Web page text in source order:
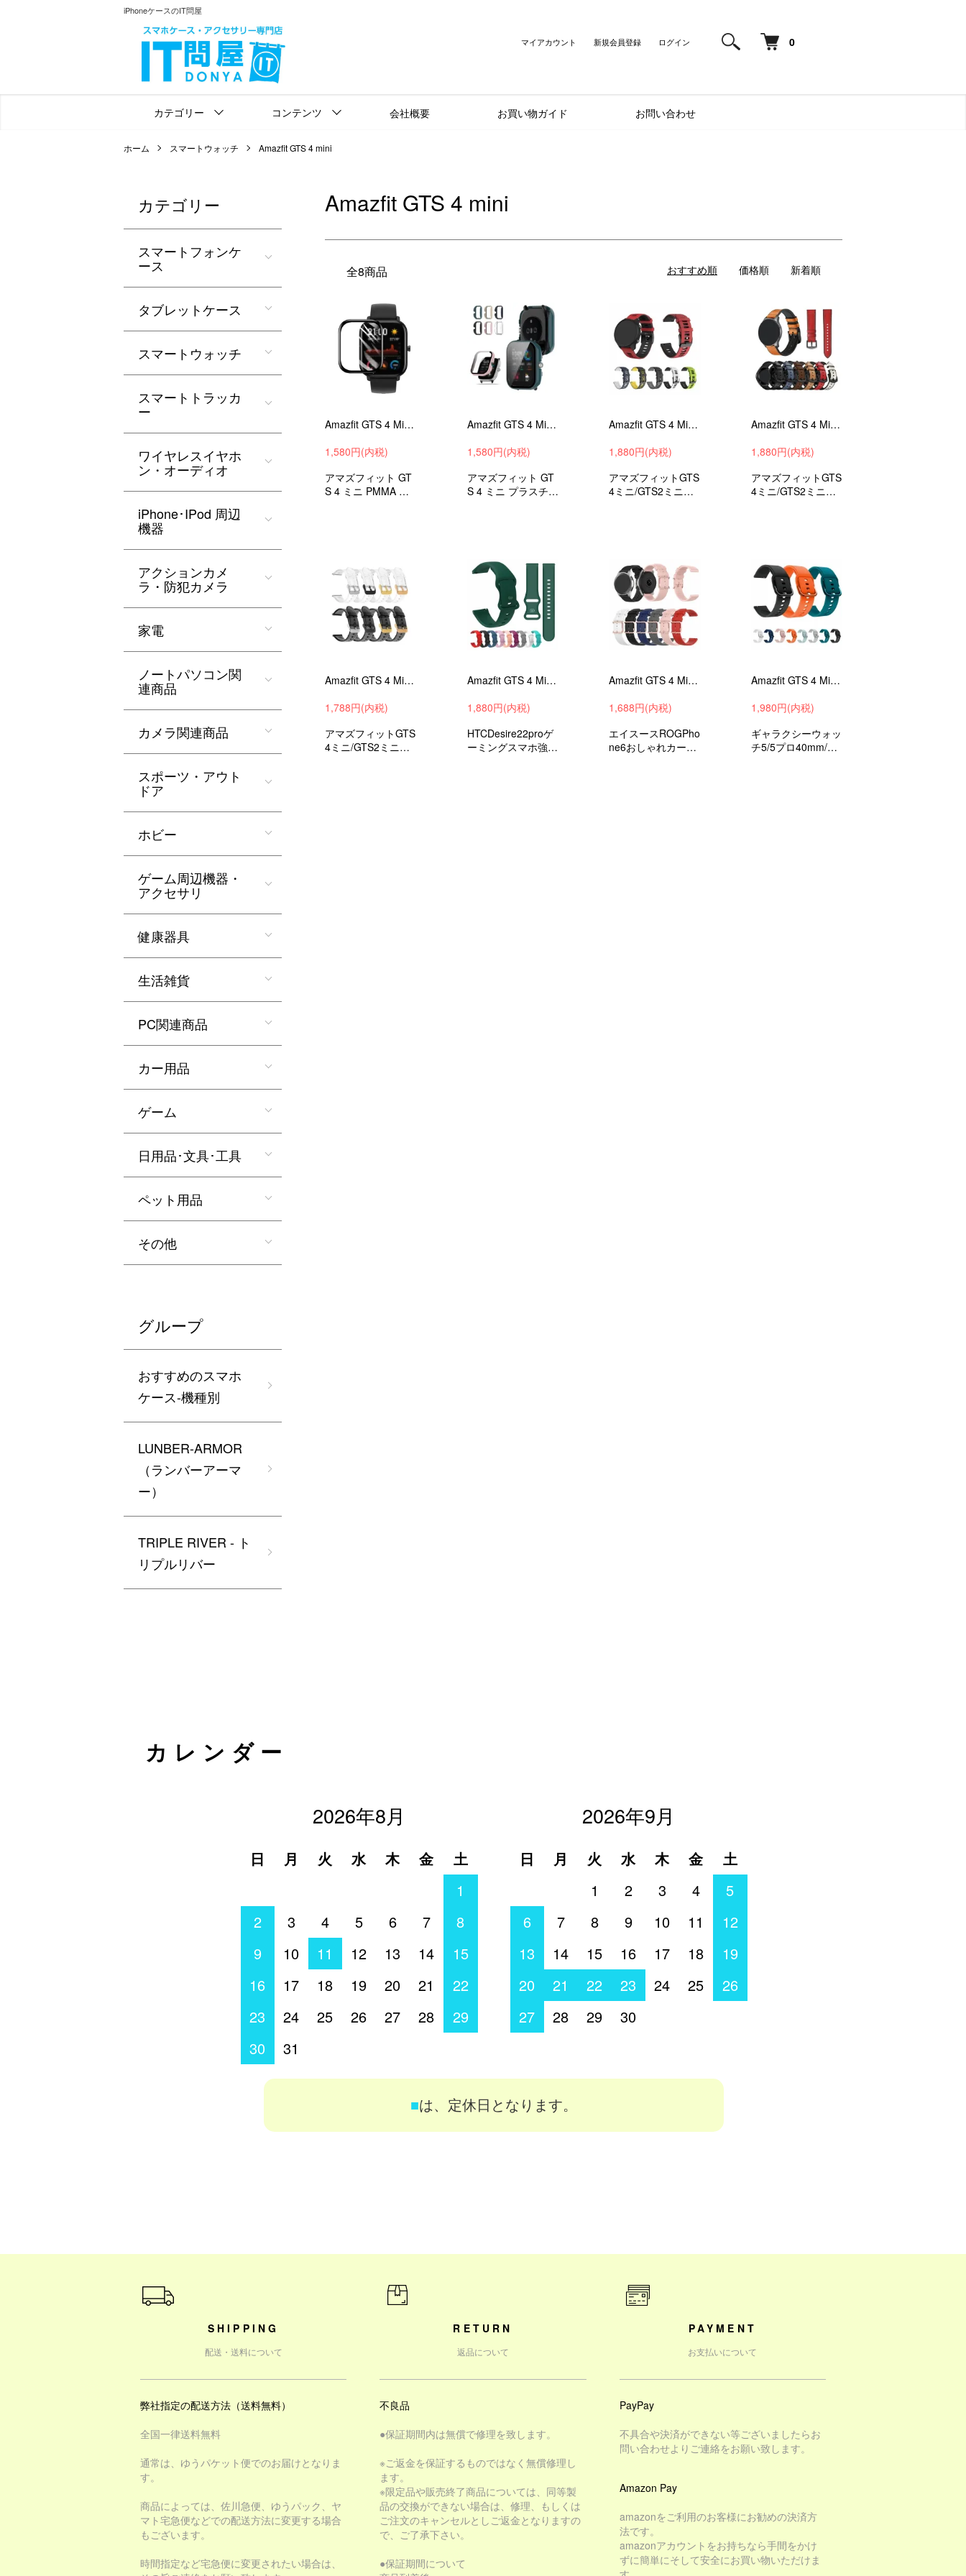
iPhoneケースのIT問屋
0
マイアカウント 新規会員登録 ログイン
カテゴリー コンテンツ 会社概要 お買い物ガイド お問い合わせ
ホーム スマートウォッチ Amazfit GTS 4 mini
Amazfit GTS 4 mini
全8商品 おすすめ順 価格順 新着順
Amazfit GTS 4 Mini フィルム 液晶保護 アマズフィット GTS 4 ミニ 液晶保護フィルム 保護シート 液晶保護 光沢 傷防止 2枚入
1,580円(内税)
アマズフィット GT
S 4 ミニ PMMA 液
Amazfit GTS 4 Mini ケース 強化ガラス（ガラスフィルム）付き 液晶カバー アマズフィット GTS 4 ミニ ウォッチ ハードケース 保護ケース フィルム一体型
1,580円(内税)
アマズフィット GT
S 4 ミニ プラスチッ
Amazfit GTS 4 Mini バンド Amazfit GTS 2 Mini ベルト シリコン バンド幅20mm 交換リストバンド/交換バンド/交換ベルト
1,880円(内税)
アマズフィットGTS
4ミニ/GTS2ミニ交
Amazfit GTS 4 Mini バンド Amazfit GTS 2 Mini ベルト PUレザー バンド幅20mm 交換リストバンド/交換バンド/交換ベルト アマズフィット
1,880円(内税)
アマズフィットGTS
4ミニ/GTS2ミニ交
Amazfit GTS 4 Mini クリア バンド Amazfit GTS 2 Mini ベルト 透明 TPU バンド幅20mm 交換リストバンド/交換バンド/交換ベルト
1,788円(内税)
アマズフィットGTS
4ミニ/GTS2ミニ交
Amazfit GTS 4 Mini バンド Amazfit GTS 2 Mini ベルト シリコン バンド幅20mm 交換リストバンド/交換バンド/交換ベルト
1,880円(内税)
HTCDesire22proゲ
ーミングスマホ強化
Amazfit GTS 4 Mini バンド Amazfit GTS 2 Mini ベルト シリコン バンド幅20mm 交換リストバンド/交換バンド/交換ベルト
1,688円(内税)
エイスースROGPho
ne6おしゃれカーボ
Amazfit GTS 4 Mini バンド Amazfit GTS 2 Mini ベルト シリコン バンド幅20mm 交換リストバンド/交換バンド/交換ベルト
1,980円(内税)
ギャラクシーウォッ
チ5/5プロ40mm/44
カテゴリー
スマートフォンケ
ース
タブレットケース
スマートウォッチ
スマートトラッカ
ー
ワイヤレスイヤホ
ン・オーディオ
iPhone･IPod 周辺
機器
アクションカメ
ラ・防犯カメラ
家電
ノートパソコン関
連商品
カメラ関連商品
スポーツ・アウト
ドア
ホビー
ゲーム周辺機器・
アクセサリ
健康器具
生活雑貨
PC関連商品
カー用品
ゲーム
日用品･文具･工具
ペット用品
その他
グループ
おすすめのスマホ
ケース-機種別
LUNBER-ARMOR
（ランバーアーマ
ー）
TRIPLE RIVER - ト
リプルリバー
カレンダー
2026年8月
日 月 火 水 木 金
土
1
2
3 4 5 6 7
8
9
10 11 12 13 14
15
16
17 18 19 20 21
22
23
24 25 26 27 28
29
30
31
2026年9月
日 月 火 水 木 金
土
1
2 3 4
5
6
7 8 9 10 11
12
13
14 15 16 17 18
19
20
21 22 23 24 25
26
27
28 29 30
■は、定休日となります。
ショッピングガイド
SHIPPING
配送・送料について
弊社指定の配送方法（送料無料）
全国一律送料無料
通常は、ゆうパケット便でのお届けとなりま
す。
商品によっては、佐川急便、ゆうパック、ヤ
マト宅急便などでの配送方法に変更する場合
もございます。
時間指定など宅急便に変更されたい場合は、
RETURN
返品について
不良品
●保証期間内は無償で修理を致します。
※ご返金を保証するものではなく無償修理し
ます。
※限定品や販売終了商品については、同等製
品の交換ができない場合は、修理、もしくは
ご注文のキャンセルとしご返金となりますの
で、ご了承下さい。
●保証期間について
PAYMENT
お支払いについて
PayPay
不具合や決済ができない等ございましたらお
問い合わせよりご連絡をお願い致します。
Amazon Pay
amazonをご利用のお客様にお勧めの決済方
法です。
amazonアカウントをお持ちなら手間をかけ
ずに簡単にそして安全にお買い物いただけま